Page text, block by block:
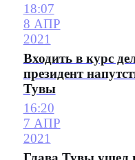
18:07
8 АПР
2021
Входить в курс
президент
Тувы
16:20
7 АПР
2021